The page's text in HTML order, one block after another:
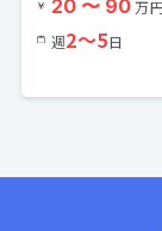
20 〜 90万
週2〜5日